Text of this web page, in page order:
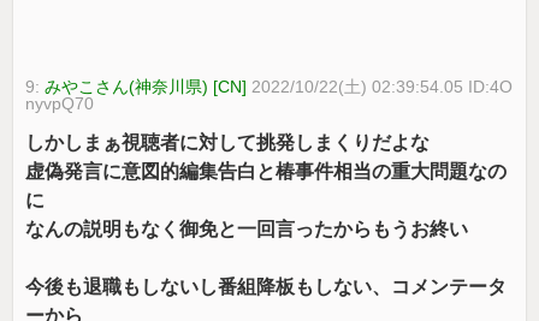
9:みやこさん(神奈川県) [CN] 2022/10/22(土) 02:39:54.05 ID:4O
nyvpQ70
しかしまぁ視聴者に対して挑発しまくりだよな
虚偽発言に意図的編集告白と椿事件相当の重大問題なの
に
なんの説明もなく御免と一回言ったからもうお終い
今後も退職もしないし番組降板もしない、コメンテータ
ーから